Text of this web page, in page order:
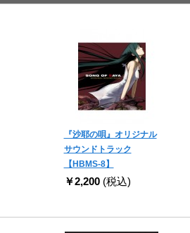
『沙耶の唄』オリジナル
サウンドトラック
【HBMS-8】
￥2,200 (税込)